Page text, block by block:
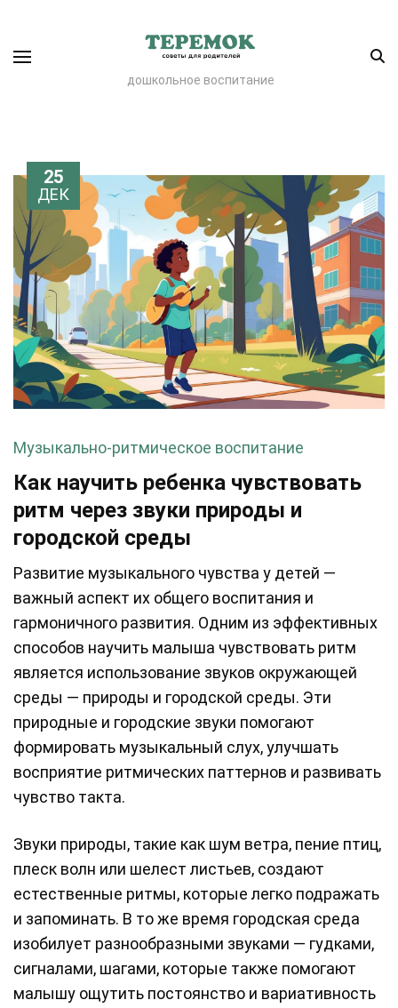
дошкольное воспитание
25
ДЕК
Музыкально-ритмическое воспитание
Как научить ребенка чувствовать
ритм через звуки природы и
городской среды
Развитие музыкального чувства у детей —
важный аспект их общего воспитания и
гармоничного развития. Одним из эффективных
способов научить малыша чувствовать ритм
является использование звуков окружающей
среды — природы и городской среды. Эти
природные и городские звуки помогают
формировать музыкальный слух, улучшать
восприятие ритмических паттернов и развивать
чувство такта.
Звуки природы, такие как шум ветра, пение птиц,
плеск волн или шелест листьев, создают
естественные ритмы, которые легко подражать
и запоминать. В то же время городская среда
изобилует разнообразными звуками — гудками,
сигналами, шагами, которые также помогают
малышу ощутить постоянство и вариативность